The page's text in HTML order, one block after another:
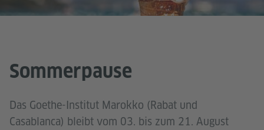
Sommerpause
Das Goethe-Institut Marokko (Rabat und
Casablanca) bleibt vom 03. bis zum 21. August